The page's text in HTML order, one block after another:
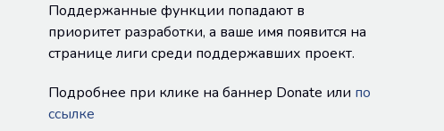
Поддержанные функции попадают в
приоритет разработки, а ваше имя появится на
странице лиги среди поддержавших проект.
Подробнее при клике на баннер Donate или по
ссылке